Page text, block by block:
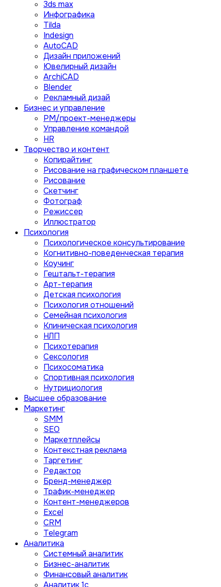
3ds max
Инфографика
Tilda
Indesign
AutoCAD
Дизайн приложений
Ювелирный дизайн
ArchiCAD
Blender
Рекламный дизай
Бизнес и управление
PM/проект-менеджеры
Управление командой
HR
Творчество и контент
Копирайтинг
Рисование на графическом планшете
Рисование
Скетчинг
Фотограф
Режиссер
Иллюстратор
Психология
Психологическое консультирование
Когнитивно-поведенческая терапия
Коучинг
Гештальт-терапия
Арт-терапия
Детская психология
Психология отношений
Семейная психология
Клиническая психология
НЛП
Психотерапия
Сексология
Психосоматика
Спортивная психология
Нутрициология
Высшее образование
Маркетинг
SMM
SEO
Маркетплейсы
Контекстная реклама
Таргетинг
Редактор
Бренд-менеджер
Трафик-менеджер
Контент-менеджеров
Excel
CRM
Telegram
Аналитика
Системный аналитик
Бизнес-аналитик
Финансовый аналитик
Aналитик 1с